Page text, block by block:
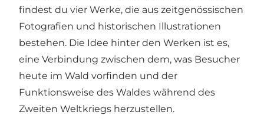
findest du vier Werke, die aus zeitgenössischen
Fotografien und historischen Illustrationen
bestehen. Die Idee hinter den Werken ist es,
eine Verbindung zwischen dem, was Besucher
heute im Wald vorfinden und der
Funktionsweise des Waldes während des
Zweiten Weltkriegs herzustellen.